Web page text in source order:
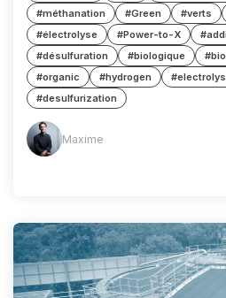
#méthanation
#Green #verts
#électrolyse
#Power-to-X
#désulfuration
#biologique
#organic
#hydrogen
#desulfurization
Maxime
(MM) Maxime